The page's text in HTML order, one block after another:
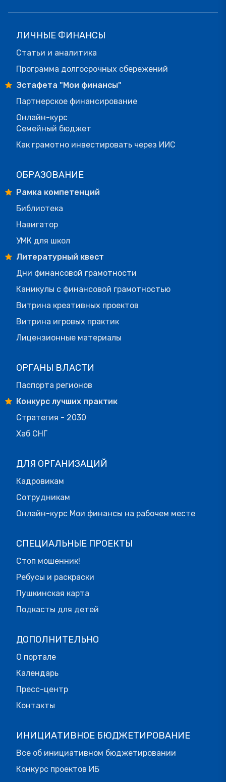
ЛИЧНЫЕ ФИНАНСЫ
Статьи и аналитика
Программа долгосрочных сбережений
Эстафета "Мои финансы"
Партнерское финансирование
Онлайн-курс
Семейный бюджет
Как грамотно инвестировать через ИИС
ОБРАЗОВАНИЕ
Рамка компетенций
Библиотека
Навигатор
УМК для школ
Литературный квест
Дни финансовой грамотности
Каникулы с финансовой грамотностью
Витрина креативных проектов
Витрина игровых практик
Лицензионные материалы
ОРГАНЫ ВЛАСТИ
Паспорта регионов
Конкурс лучших практик
Стратегия - 2030
Хаб СНГ
ДЛЯ ОРГАНИЗАЦИЙ
Кадровикам
Сотрудникам
Онлайн-курс Мои финансы на рабочем месте
СПЕЦИАЛЬНЫЕ ПРОЕКТЫ
Стоп мошенник!
Ребусы и раскраски
Пушкинская карта
Подкасты для детей
ДОПОЛНИТЕЛЬНО
О портале
Календарь
Пресс-центр
Контакты
ИНИЦИАТИВНОЕ БЮДЖЕТИРОВАНИЕ
Все об инициативном бюджетировании
Конкурс проектов ИБ